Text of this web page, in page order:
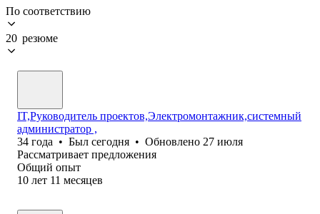
По соответствию
20 резюме
IT,Руководитель проектов,Электромонтажник,системный
администратор ,
34 года • Был сегодня • Обновлено 27 июля
Рассматривает предложения
Общий опыт
10 лет 11 месяцев